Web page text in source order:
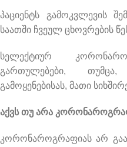
პაციენტს გამოკვლევის
საათში ჩვეულ ცხოვრების
სელექტიურ
გართულებები,
გამოყენებისას, მათი
აქვსთუ არა
კორონაროგრაფიას არ